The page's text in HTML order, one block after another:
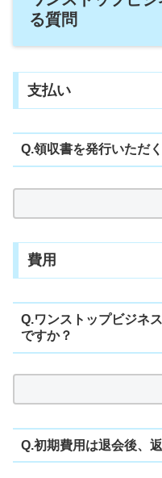
る質問
支払い
Q.領収書を発行いただ
費用
Q.ワンストップビジネ
ですか？
Q.初期費用は退会後、